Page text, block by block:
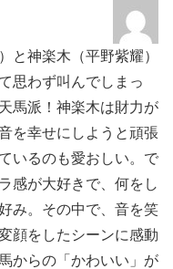
と神楽木（平野紫耀）
思わず叫んでしまっ
馬派！神楽木は財力が
を幸せにしようと頑張
いるのも愛おしい。で
感が大好きで、何をし
み。その中で、音を笑
顔をしたシーンに感動
からの「かわいい」が